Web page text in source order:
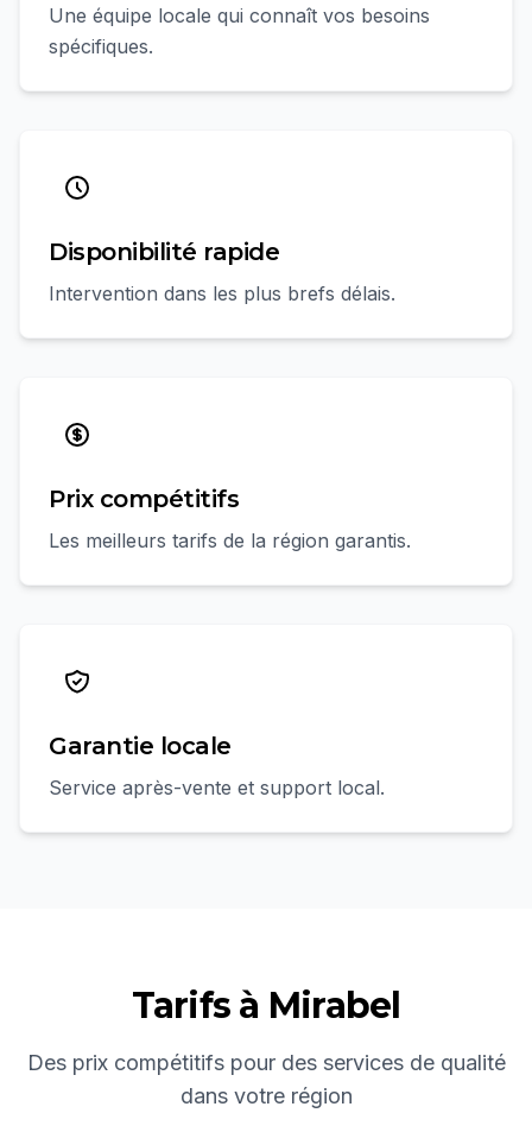
Une équipe locale qui connaît vos besoins
spécifiques.
Disponibilité rapide
Intervention dans les plus brefs délais.
Prix compétitifs
Les meilleurs tarifs de la région garantis.
Garantie locale
Service après-vente et support local.
Tarifs à Mirabel
Des prix compétitifs pour des services de qualité
dans votre région